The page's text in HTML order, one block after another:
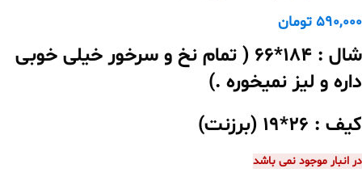
590,000 تومان
شال : 184*66 ( تمام نخ و سرخور خیلی خوبی
داره و لیز نمیخوره .)
کیف : 26*19 (برزنت)
در انبار موجود نمی باشد